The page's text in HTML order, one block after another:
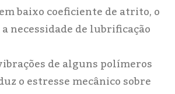
baixo coeficiente de atrito, o
necessidade de lubrificação
de alguns polímeros
o estresse mecânico sobre